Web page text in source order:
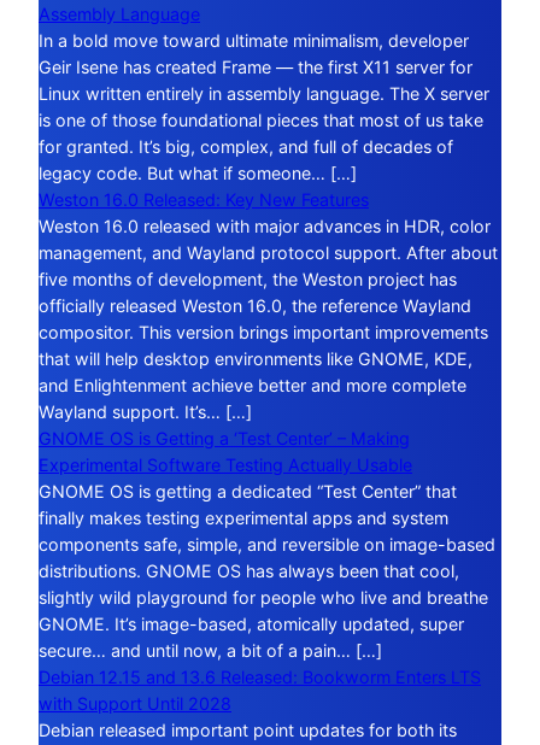
Assembly Language
In a bold move toward ultimate minimalism, developer
Geir Isene has created Frame — the first X11 server for
Linux written entirely in assembly language. The X server
is one of those foundational pieces that most of us take
for granted. It’s big, complex, and full of decades of
legacy code. But what if someone… […]
Weston 16.0 Released: Key New Features
Weston 16.0 released with major advances in HDR, color
management, and Wayland protocol support. After about
five months of development, the Weston project has
officially released Weston 16.0, the reference Wayland
compositor. This version brings important improvements
that will help desktop environments like GNOME, KDE,
and Enlightenment achieve better and more complete
Wayland support. It’s… […]
GNOME OS is Getting a ‘Test Center’ – Making
Experimental Software Testing Actually Usable
GNOME OS is getting a dedicated “Test Center” that
finally makes testing experimental apps and system
components safe, simple, and reversible on image-based
distributions. GNOME OS has always been that cool,
slightly wild playground for people who live and breathe
GNOME. It’s image-based, atomically updated, super
secure… and until now, a bit of a pain… […]
Debian 12.15 and 13.6 Released: Bookworm Enters LTS
with Support Until 2028
Debian released important point updates for both its